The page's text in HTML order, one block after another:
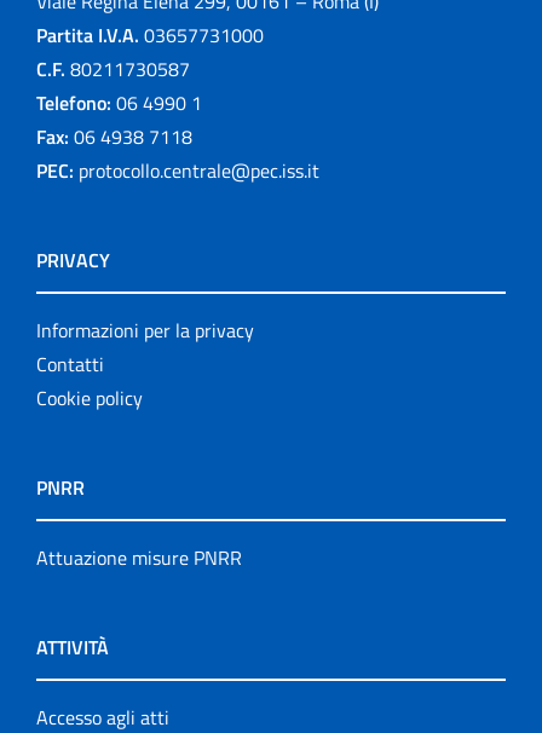
Partita I.V.A. 03657731000
C.F. 80211730587
Telefono: 06 4990 1
Fax: 06 4938 7118
PEC: protocollo.centrale@pec.iss.it
PRIVACY
Informazioni per la privacy
Contatti
Cookie policy
PNRR
Attuazione misure PNRR
ATTIVITÀ
Accesso agli atti